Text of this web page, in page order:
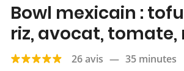
Bowl mexicain :
riz, avocat, tomate,
citron vert
26 avis — 35 minutes